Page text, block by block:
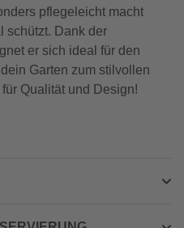
pflegeleicht macht
schützt. Dank der
er sich ideal für den
Garten zum stilvollen
Qualität und Design!